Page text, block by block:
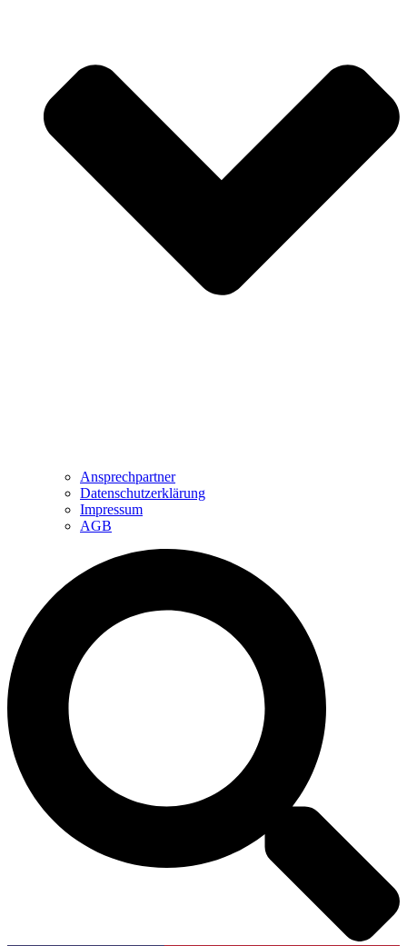
Ansprechpartner
Datenschutzerklärung
Impressum
AGB